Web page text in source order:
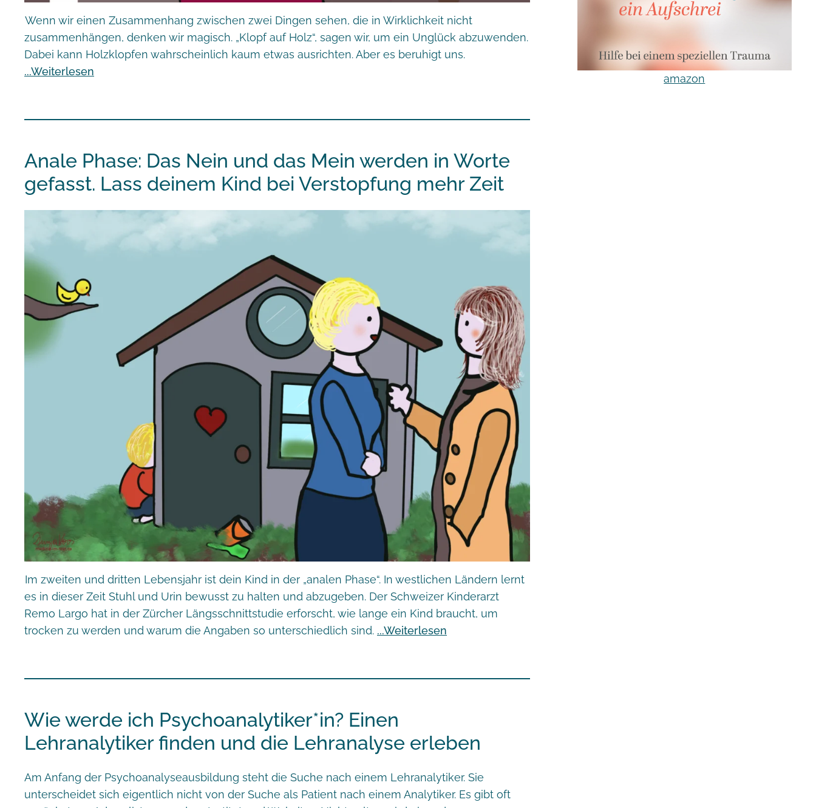
Wenn wir einen Zusammenhang zwischen zwei Dingen sehen, die in Wirklichkeit nicht
zusammenhängen, denken wir magisch. „Klopf auf Holz“, sagen wir, um ein Unglück abzuwenden.
Dabei kann Holzklopfen wahrscheinlich kaum etwas ausrichten. Aber es beruhigt uns.
Weiterlesen
Anale Phase: Das Nein und das Mein werden in Worte
gefasst. Lass deinem Kind bei Verstopfung mehr Zeit
Im zweiten und dritten Lebensjahr ist dein Kind in der „analen Phase“. In westlichen Ländern lernt
es in dieser Zeit Stuhl und Urin bewusst zu halten und abzugeben. Der Schweizer Kinderarzt
Remo Largo hat in der Zürcher Längsschnittstudie erforscht, wie lange ein Kind braucht, um
trocken zu werden und warum die Angaben so unterschiedlich sind.
Weiterlesen
Wie werde ich Psychoanalytiker*in? Einen
Lehranalytiker finden und die Lehranalyse erleben
Am Anfang der Psychoanalyseausbildung steht die Suche nach einem Lehranalytiker. Sie
unterscheidet sich eigentlich nicht von der Suche als Patient nach einem Analytiker. Es gibt oft
amazon